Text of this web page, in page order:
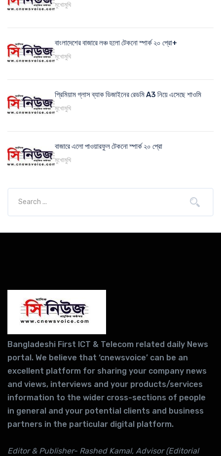
মুখোমুখি
বাংলাদেশের বাজারে লঞ্চ হলো টেকনো স্পার্ক ২০ প্রো+
মুখোমুখি
প্রিমিয়াম গ্লাস ব্যাক ডিজাইনের রেডমি A3 নিয়ে এসেছে শাওমি
মুখোমুখি
বাজারে এলো পাওয়ারফুল টেকনো স্পার্ক ২০ প্রো
মুখোমুখি
Bangladeshi First ICT & Telecom related daily News
portal. We believe that ‘cnewsvoice’ can be an
excellent platform for sharing your company news
and views, interviews and your products/services
information to the wider cross-sections of people
in general and your potential clients and business
partners in the particular digital platform.
Editor & Publisher- Rashed Kamal, Advisor (Editorial